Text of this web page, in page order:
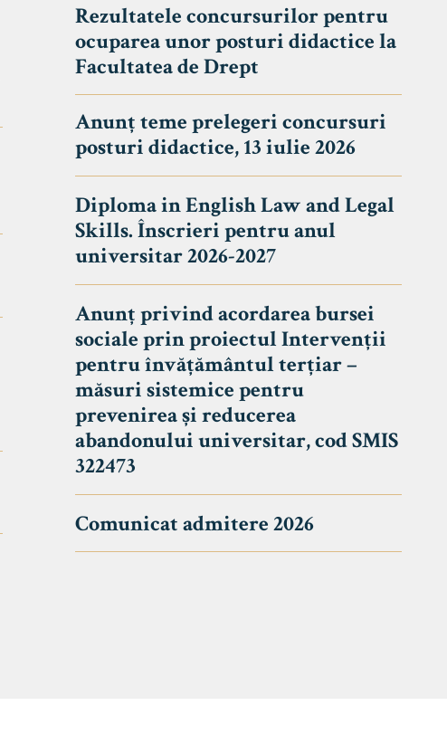
Rezultatele concursurilor pentru
ocuparea unor posturi didactice la
Facultatea de Drept
Anunț teme prelegeri concursuri
posturi didactice, 13 iulie 2026
Diploma in English Law and Legal
Skills. Înscrieri pentru anul
universitar 2026-2027
Anunț privind acordarea bursei
sociale prin proiectul Intervenții
pentru învățământul terțiar –
măsuri sistemice pentru
prevenirea și reducerea
abandonului universitar, cod SMIS
322473
Comunicat admitere 2026